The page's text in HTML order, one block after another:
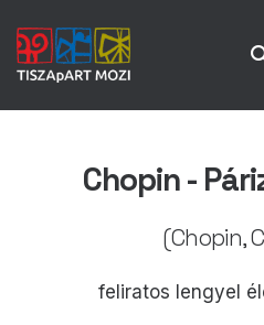
Chopin -
(Chopin,
feliratos lengyel